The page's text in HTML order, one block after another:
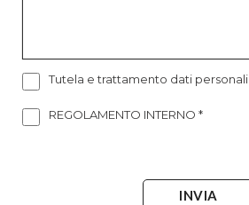
Tutela e trattamento dati personali
REGOLAMENTO INTERNO *
INVIA